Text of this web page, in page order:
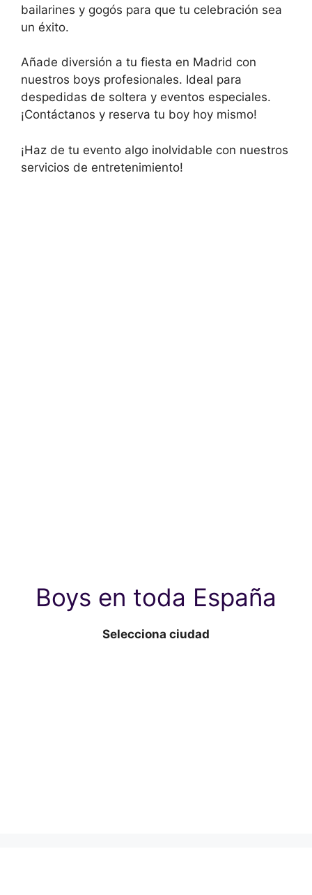
bailarines y gogós para que tu celebración sea
un éxito.
Añade diversión a tu fiesta en Madrid con
nuestros boys profesionales. Ideal para
despedidas de soltera y eventos especiales.
¡Contáctanos y reserva tu boy hoy mismo!
¡Haz de tu evento algo inolvidable con nuestros
servicios de entretenimiento!
Boys en toda España
Selecciona ciudad